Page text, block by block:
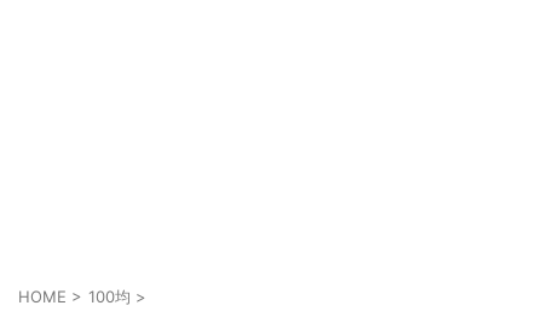
HOME > 100均 >